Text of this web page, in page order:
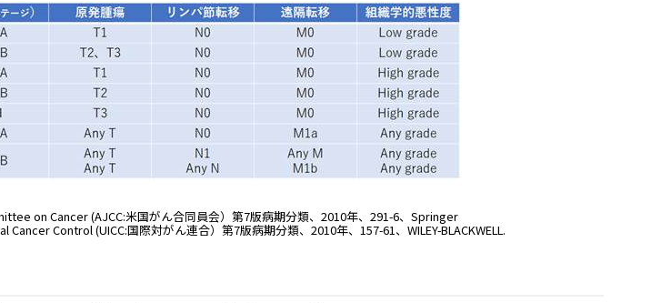
on Cancer (AJCC:米国がん合同員会）第7版病期分類、2010年、291-6、Springer
Control (UICC:国際対がん連合）第7版病期分類、2010年、157-61、WILEY-BLACKWELL.